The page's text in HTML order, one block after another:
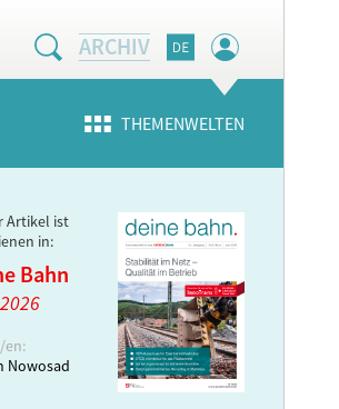
ARCHIV
THEMENWELTEN
Artikel ist
in:
Bahn
en:
Nowosad